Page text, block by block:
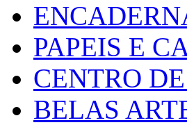
PAPEIS E
CENTRO
BELAS